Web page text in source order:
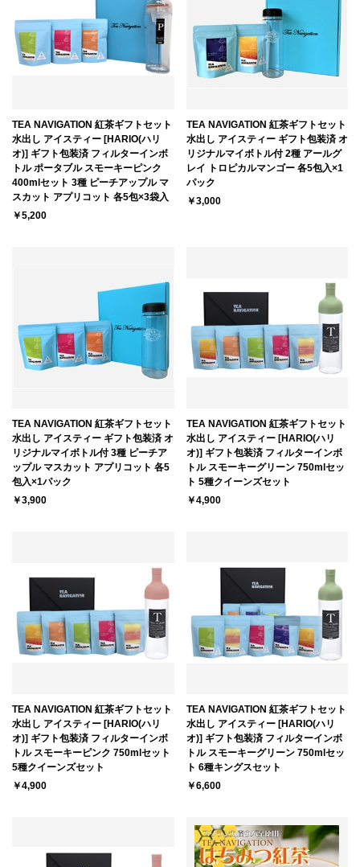
TEA NAVIGATION 紅茶ギフトセット
水出し アイスティー [HARIO(ハリ
オ)] ギフト包装済 フィルターインボ
トル ポータブル スモーキーピンク
400mlセット 3種 ピーチアップル マ
スカット アプリコット 各5包×3袋入
￥5,200
TEA NAVIGATION 紅茶ギフトセット
水出し アイスティー ギフト包装済 オ
リジナルマイボトル付 2種 アールグ
レイ トロピカルマンゴー 各5包入×1
パック
￥3,000
TEA NAVIGATION 紅茶ギフトセット
水出し アイスティー ギフト包装済 オ
リジナルマイボトル付 3種 ピーチア
ップル マスカット アプリコット 各5
包入×1パック
￥3,900
TEA NAVIGATION 紅茶ギフトセット
水出し アイスティー [HARIO(ハリ
オ)] ギフト包装済 フィルターインボ
トル スモーキーグリーン 750mlセッ
ト 5種クイーンズセット
￥4,900
TEA NAVIGATION 紅茶ギフトセット
水出し アイスティー [HARIO(ハリ
オ)] ギフト包装済 フィルターインボ
トル スモーキーピンク 750mlセット
5種クイーンズセット
￥4,900
TEA NAVIGATION 紅茶ギフトセット
水出し アイスティー [HARIO(ハリ
オ)] ギフト包装済 フィルターインボ
トル スモーキーグリーン 750mlセッ
ト 6種キングスセット
￥6,600